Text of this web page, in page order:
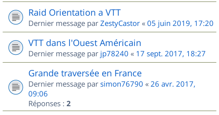
Raid Orientation a VTT
Dernier message par ZestyCastor « 05 juin 2019, 17:20
VTT dans l'Ouest Américain
Dernier message par jp78240 « 17 sept. 2017, 18:27
Grande traversée en France
Dernier message par simon76790 « 26 avr. 2017,
09:06
Réponses : 2